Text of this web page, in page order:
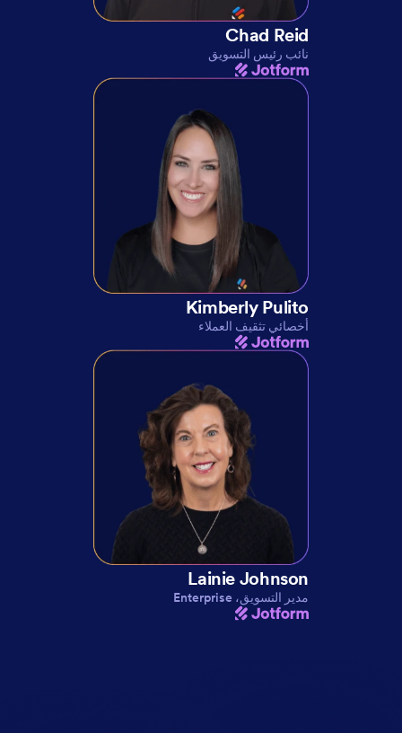
Chad Reid
نائب رئيس التسويق
Kimberly Pulito
أخصائي تثقيف العملاء
Lainie Johnson
مدير التسويق، Enterprise